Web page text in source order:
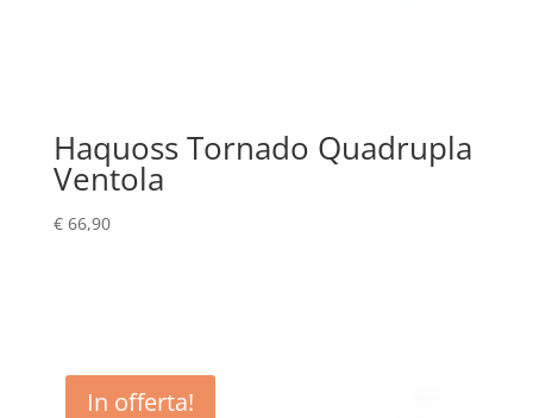
Haquoss Tornado Quadrupla
Ventola
€66,90
In offerta!